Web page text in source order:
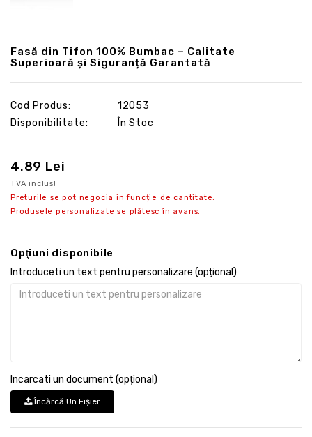
Fasă din Tifon 100% Bumbac – Calitate
Superioară și Siguranță Garantată
Cod Produs:
12053
Disponibilitate:
În Stoc
4.89 Lei
TVA inclus!
Preturile se pot negocia in funcție de cantitate.
Produsele personalizate se plătesc în avans.
Opţiuni disponibile
Introduceti un text pentru personalizare (opțional)
Incarcati un document (opțional)
Încărcă Un Fişier